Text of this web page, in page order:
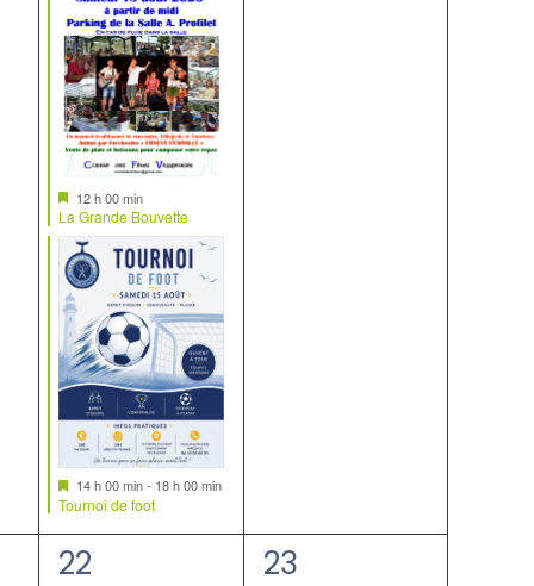
Mis
en
avant
12 h 00 min
La Grande Bouvette
Mis
en
14 h 00 min- 18 h 00 min
Tournoi de foot
0
22
0
23